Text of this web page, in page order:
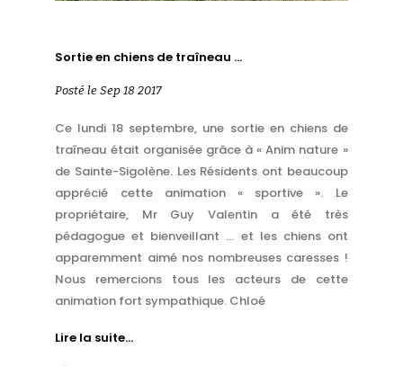
Sortie en chiens de traîneau …
Posté le Sep 18 2017
Ce lundi 18 septembre, une sortie en chiens de
traîneau était organisée grâce à « Anim nature »
de Sainte-Sigolène. Les Résidents ont beaucoup
apprécié cette animation « sportive ». Le
propriétaire, Mr Guy Valentin a été très
pédagogue et bienveillant … et les chiens ont
apparemment aimé nos nombreuses caresses !
Nous remercions tous les acteurs de cette
animation fort sympathique. Chloé
Lire la suite…